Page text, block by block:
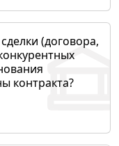
(договора,
контракта?